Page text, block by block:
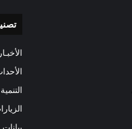
الأخبـار